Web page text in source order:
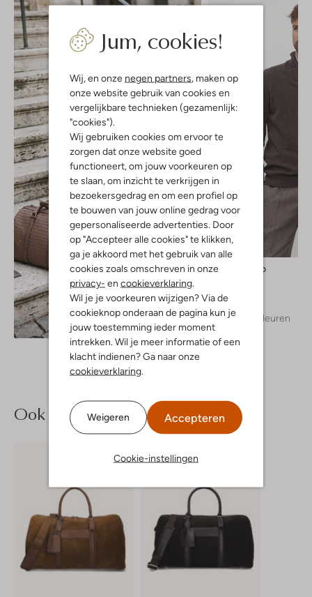
Jum, cookies!
Wij, en onze negen partners , maken op
onze website gebruik van cookies en
vergelijkbare technieken (gezamenlijk:
"cookies").
Wij gebruiken cookies om ervoor te
zorgen dat onze website goed
functioneert, om jouw voorkeuren op
te slaan, om inzicht te verkrijgen in
bezoekersgedrag en om een profiel op
te bouwen van jouw online gedrag voor
gepersonaliseerde advertenties. Door
op "Accepteer alle cookies" te klikken,
ga je akkoord met het gebruik van alle
cookies zoals omschreven in onze
privacy- en cookieverklaring
Wil je je voorkeuren wijzigen? Via de
cookieknop onderaan de pagina kun je
jouw toestemming ieder moment
intrekken. Wil je meer informatie of een
klacht indienen? Ga naar onze
cookieverklaring
Weigeren Accepteren
Cookie-instellingen
Ontdek de look
Nieuw
Profuomo
€ 129,99
+ meer kleuren
Ook iets voor jou?